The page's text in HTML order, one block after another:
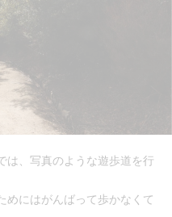
は、写真のような遊歩道を行
めにはがんばって歩かなくて